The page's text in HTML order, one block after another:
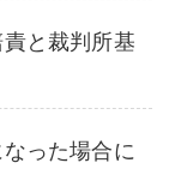
と裁判所基
った場合に